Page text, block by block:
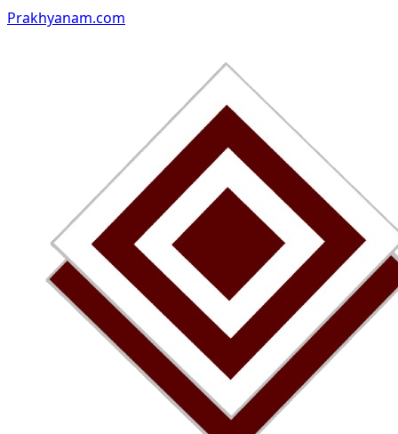
Prakhyanam.com